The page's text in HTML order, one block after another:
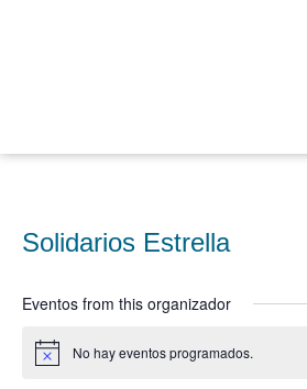
Solidarios Estrella
Eventos from this organizador
Notice No hay eventos programados.